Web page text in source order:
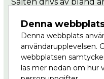
Denna
Denna webbplats
användarupplevelsen.
webbplatsen
läs mer nedan om hur
Masthuggkajen är en
Nordens största
centrala Göteborg
båda sidor om älven.